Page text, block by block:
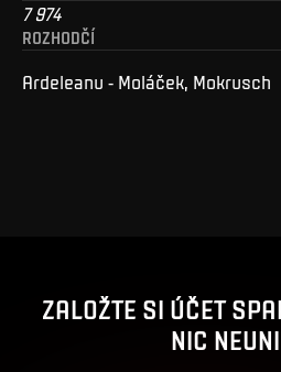
7 974
ROZHODČÍ
Ardeleanu - Moláček, Mokrusch
ZALOŽTE SI ÚČET
NIC